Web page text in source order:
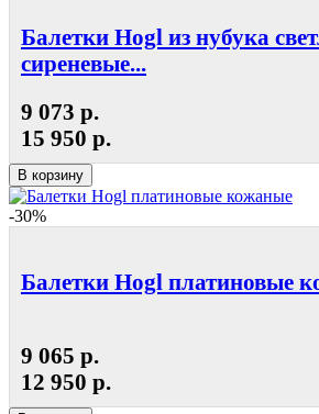
Балетки Hogl из нубука
сиреневые...
9 073 р.
15 950 р.
В корзину
-30%
Балетки Hogl платиновые
9 065 р.
12 950 р.